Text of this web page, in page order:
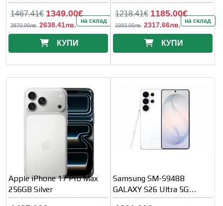
1467.41€ 1349.00€
2870.00лв. 2638.41лв. на склад
КУПИ
1218.41€ 1185.00€
2383.00лв. 2317.66лв. на склад
КУПИ
Apple iPhone 17 Pro Max
256GB Silver
Samsung SM-S948B
GALAXY S26 Ultra 5G
256GB 12GB White